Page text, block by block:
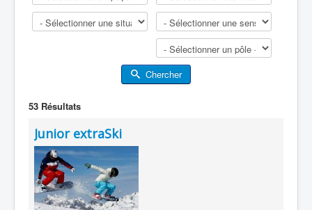
Chercher
53 Résultats
Junior extraSki